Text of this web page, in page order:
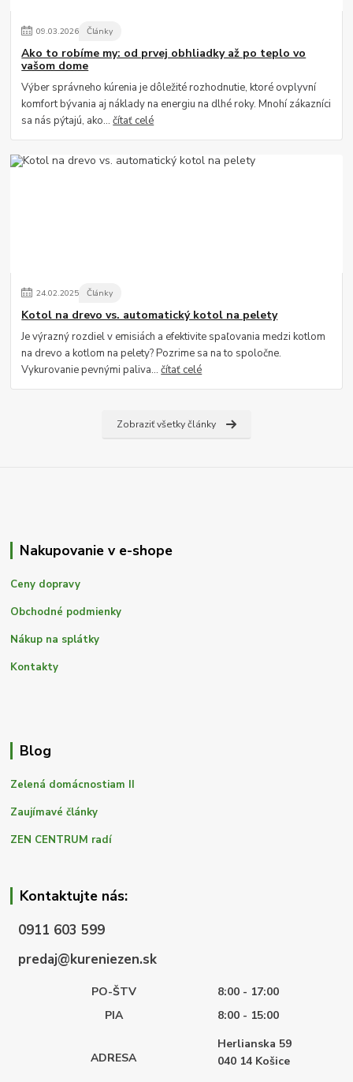
09.03.2026 Články
Ako to robíme my: od prvej obhliadky až po teplo vo
vašom dome
Výber správneho kúrenia je dôležité rozhodnutie, ktoré ovplyvní
komfort bývania aj náklady na energiu na dlhé roky. Mnohí zákazníci
sa nás pýtajú, ako...čítať celé
24.02.2025 Články
Kotol na drevo vs. automatický kotol na pelety
Je výrazný rozdiel v emisiách a efektivite spaľovania medzi kotlom
na drevo a kotlom na pelety? Pozrime sa na to spoločne.
Vykurovanie pevnými paliva...čítať celé
Zobraziť všetky články
Nakupovanie v e-shope
Ceny dopravy
Obchodné podmienky
Nákup na splátky
Kontakty
Blog
Zelená domácnostiam II
Zaujímavé články
ZEN CENTRUM radí
Kontaktujte nás:
0911 603 599
predaj@kureniezen.sk
PO-ŠTV
8:00 - 17:00
PIA
8:00 - 15:00
ADRESA
Herlianska 59
040 14 Košice